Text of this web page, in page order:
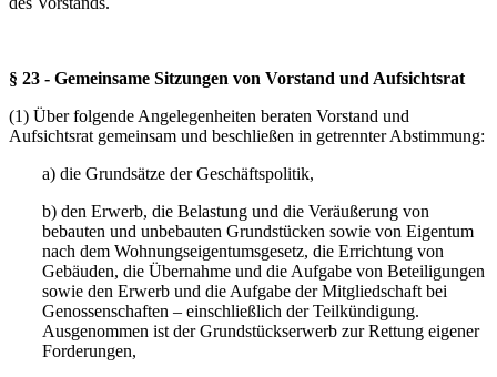
§ 23 - Gemeinsame Sitzungen von Vorstand und Aufsichtsrat
(1) Über folgende Angelegenheiten beraten Vorstand und
Aufsichtsrat gemeinsam und beschließen in getrennter Abstimmung:
a) die Grundsätze der Geschäftspolitik,
b) den Erwerb, die Belastung und die Veräußerung von
bebauten und unbebauten Grundstücken sowie von Eigentum
nach dem Wohnungseigentumsgesetz, die Errichtung von
Gebäuden, die Übernahme und die Aufgabe von Beteiligungen
sowie den Erwerb und die Aufgabe der Mitgliedschaft bei
Genossenschaften – einschließlich der Teilkündigung.
Ausgenommen ist der Grundstückserwerb zur Rettung eigener
Forderungen,